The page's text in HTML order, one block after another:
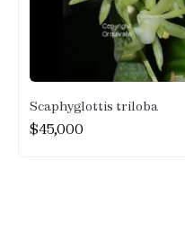
Scaphyglottis triloba
$45,000